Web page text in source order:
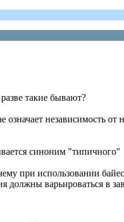
такие бывают?
независимость от
синоним "типичного"
при использовании
варьироваться в